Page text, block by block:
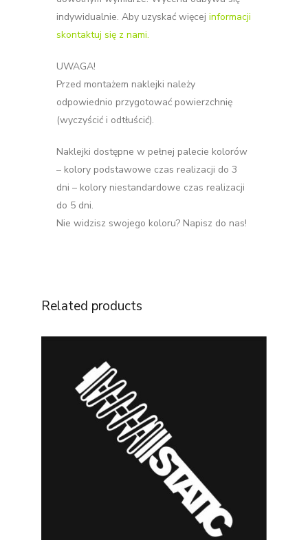
indywidualnie. Aby uzyskać więcejinformacji
skontaktuj się z nami.
UWAGA!
Przed montażem naklejki należy
odpowiednio przygotować powierzchnię
(wyczyścić i odtłuścić).
Naklejki dostępne w pełnej palecie kolorów
– kolory podstawowe czas realizacji do 3
dni – kolory niestandardowe czas realizacji
do 5 dni.
Nie widzisz swojego koloru? Napisz do nas!
Related products